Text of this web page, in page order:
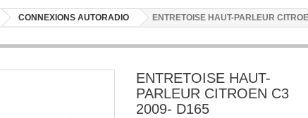
CONNEXIONS AUTORADIO ENTRETOISE HAUT-PARLEUR
ENTRETOISE HAUT-
PARLEUR CITROEN C3
2009- D165